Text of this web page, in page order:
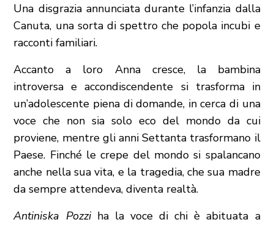
Una disgrazia annunciata durante l’infanzia dalla
Canuta, una sorta di spettro che popola incubi e
racconti familiari.
Accanto a loro Anna cresce, la bambina
introversa e accondiscendente si trasforma in
un’adolescente piena di domande, in cerca di una
voce che non sia solo eco del mondo da cui
proviene, mentre gli anni Settanta trasformano il
Paese. Finché le crepe del mondo si spalancano
anche nella sua vita, e la tragedia, che sua madre
da sempre attendeva, diventa realtà.
Antiniska Pozziha la voce di chi è abituata a